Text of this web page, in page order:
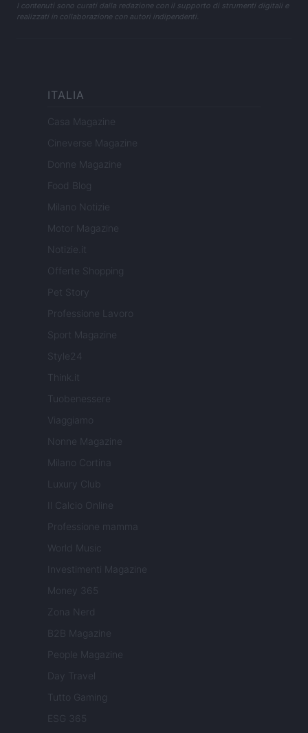
I contenuti sono curati dalla redazione con il supporto di strumenti digitali e
realizzati in collaborazione con autori indipendenti.
ITALIA
Casa Magazine
Cineverse Magazine
Donne Magazine
Food Blog
Milano Notizie
Motor Magazine
Notizie.it
Offerte Shopping
Pet Story
Professione Lavoro
Sport Magazine
Style24
Think.it
Tuobenessere
Viaggiamo
Nonne Magazine
Milano Cortina
Luxury Club
Il Calcio Online
Professione mamma
World Music
Investimenti Magazine
Money 365
Zona Nerd
B2B Magazine
People Magazine
Day Travel
Tutto Gaming
ESG 365